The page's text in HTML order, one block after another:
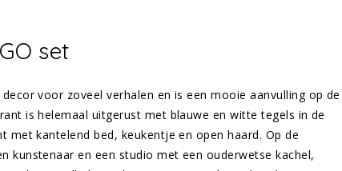
set
voor zoveel verhalen en is een mooie aanvulling op de
is helemaal uitgerust met blauwe en witte tegels in de
met kantelend bed, keukentje en open haard. Op de
kunstenaar en een studio met een ouderwetse kachel,